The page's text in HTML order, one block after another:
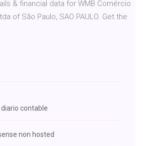
& financial data for WMB Comércio
of São Paulo, SAO PAULO. Get the
contable
non hosted